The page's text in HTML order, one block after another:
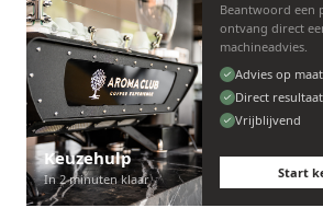
Keuzehulp
In 2 minuten klaar
Beantwoord een
ontvang direct
machineadvies.
Advies op maat
Direct resultaat
Vrijblijvend
Start